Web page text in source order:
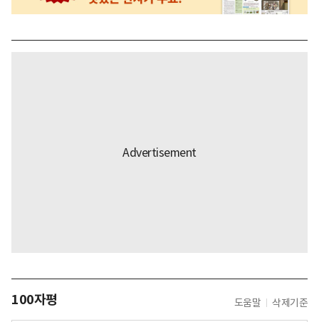
100자평 도움말 삭제기준